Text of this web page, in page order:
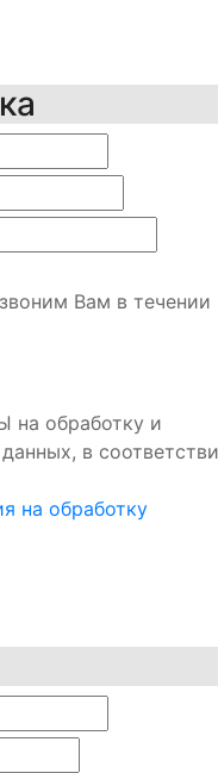
Вам в течении
обработку и
в
на обработку